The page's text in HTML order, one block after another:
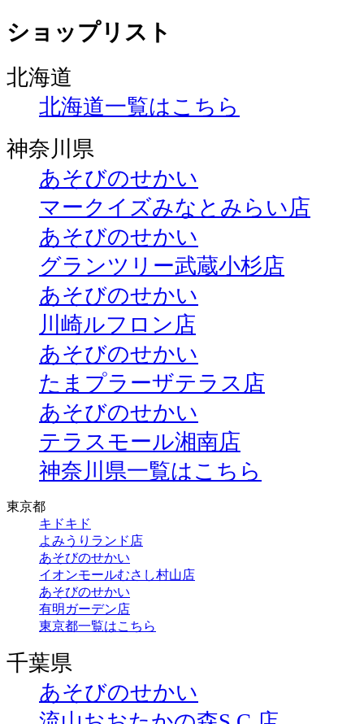
ショップリスト
北海道
北海道一覧はこちら
神奈川県
あそびのせかい
マークイズみなとみらい店
あそびのせかい
グランツリー武蔵小杉店
あそびのせかい
川崎ルフロン店
あそびのせかい
たまプラーザテラス店
あそびのせかい
テラスモール湘南店
神奈川県一覧はこちら
東京都
キドキド
よみうりランド店
あそびのせかい
イオンモールむさし村山店
あそびのせかい
有明ガーデン店
東京都一覧はこちら
千葉県
あそびのせかい